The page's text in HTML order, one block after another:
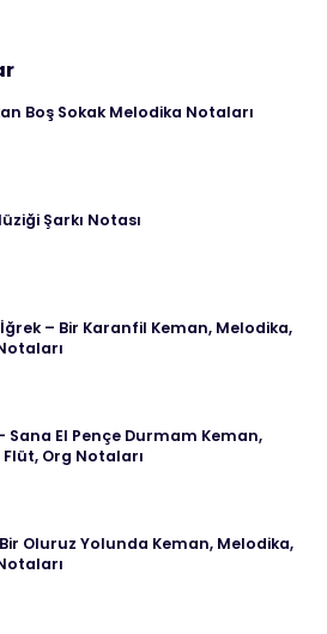
Boş Sokak Melodika Notaları
Şarkı Notası
– Bir Karanfil Keman, Melodika,
Sana El Pençe Durmam Keman,
Org Notaları
Oluruz Yolunda Keman, Melodika,